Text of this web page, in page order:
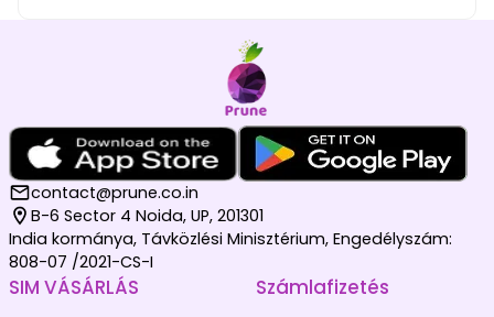
contact@prune.co.in
B-6 Sector 4 Noida, UP, 201301
India kormánya, Távközlési Minisztérium, Engedélyszám:
808-07 /2021-CS-I
SIM VÁSÁRLÁS Számlafizetés